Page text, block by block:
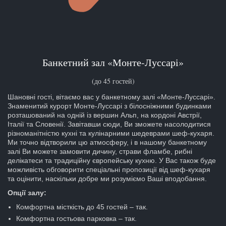
Банкетний зал «Монте-Луссарі»
(до 45 гостей)
Шановні гості, вітаємо вас у банкетному залі «Монте-Луссарі».
Знаменитий курорт Монте-Луссарі з білосніжними будинками
розташований на одній із вершин Альп, на кордоні Австрії,
Італії та Словенії. Завітавши сюди, Ви зможете насолодитися
різноманітністю кухні та кулінарними шедеврами шеф-кухаря.
Ми точно відтворили цю атмосферу, і в нашому банкетному
залі Ви можете замовити дичину, страви фламбе, рибні
делікатеси та традиційну європейську кухню. У Вас також буде
можливість обговорити спеціальні пропозиції від шеф-кухаря
та оцінити, наскільки добре ми розуміємо Ваші вподобання.
Опції залу:
Комфортна місткість до 45 гостей – так.
Комфортна гостьова парковка – так.